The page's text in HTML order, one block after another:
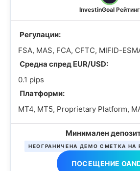
InvestinGoal Рейтинг
Регулации:
FSA, MAS, FCA, CFTC, MIFID-
Средна спред EUR/USD:
0.1 pips
Платформи:
MT4, MT5, Proprietary Platform,
Минимален
НЕОГРАНИЧЕНА ДЕМО СМЕТКА НА
ПОСЕЩЕНИЕ